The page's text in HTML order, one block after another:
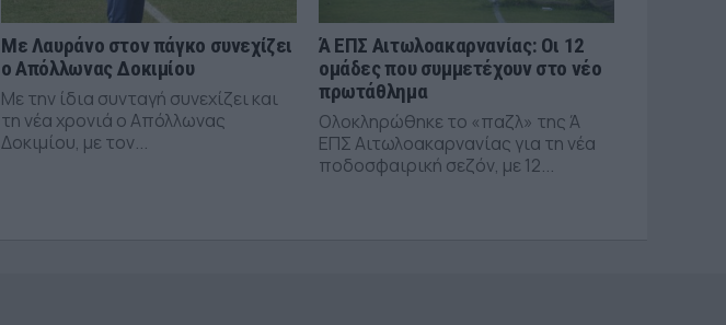
Με Λαυράνο στον πάγκο συνεχίζει
ο Απόλλωνας Δοκιμίου
Με την ίδια συνταγή συνεχίζει και
τη νέα χρονιά ο Απόλλωνας
Δοκιμίου, με τον...
Ά ΕΠΣ Αιτωλοακαρνανίας: Οι 12
ομάδες που συμμετέχουν στο νέο
πρωτάθλημα
Ολοκληρώθηκε το «παζλ» της Ά
ΕΠΣ Αιτωλοακαρνανίας για τη νέα
ποδοσφαιρική σεζόν, με 12...